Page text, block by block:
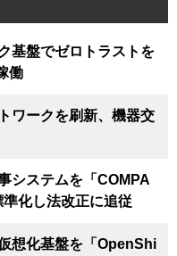
基盤でゼロトラストを
働
ワークを刷新、機器交
システムを「COMPA
化し法改正に追従
想化基盤を「OpenShi